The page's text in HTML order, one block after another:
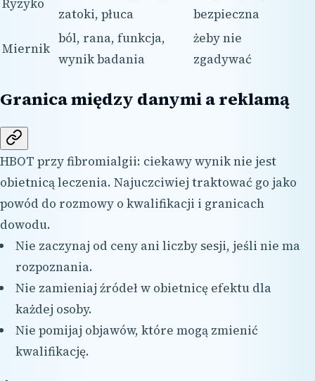
Ryzyko
zatoki, płuca
bezpieczna
Miernik
ból, rana, funkcja,
wynik badania
żeby nie
zgadywać
Granica między danymi a reklamą
HBOT przy fibromialgii: ciekawy wynik nie jest
obietnicą leczenia. Najuczciwiej traktować go jako
powód do rozmowy o kwalifikacji i granicach
dowodu.
Nie zaczynaj od ceny ani liczby sesji, jeśli nie ma
rozpoznania.
Nie zamieniaj źródeł w obietnicę efektu dla
każdej osoby.
Nie pomijaj objawów, które mogą zmienić
kwalifikację.